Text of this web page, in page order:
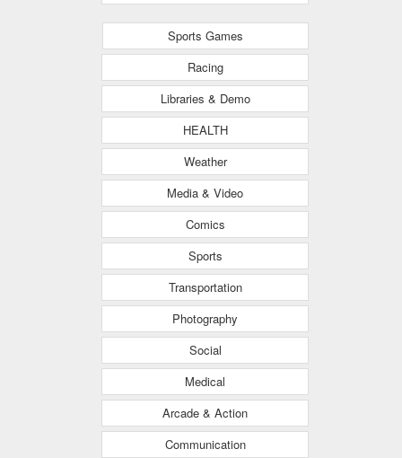
Sports Games
Racing
Libraries & Demo
HEALTH
Weather
Media & Video
Comics
Sports
Transportation
Photography
Social
Medical
Arcade & Action
Communication